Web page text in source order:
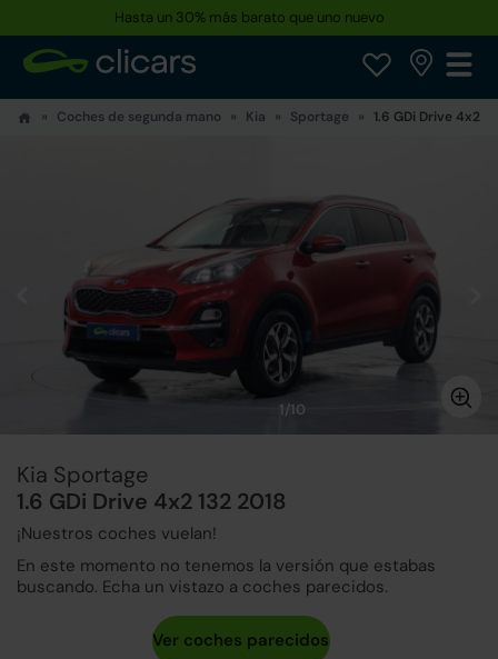
Hasta un 30% más barato que uno nuevo
Coches de segunda mano Kia Sportage 1.6 GDi Drive 4x2
1/10
Kia Sportage
1.6 GDi Drive 4x2 132 2018
¡Nuestros coches vuelan!
En este momento no tenemos la versión que estabas
buscando. Echa un vistazo a coches parecidos.